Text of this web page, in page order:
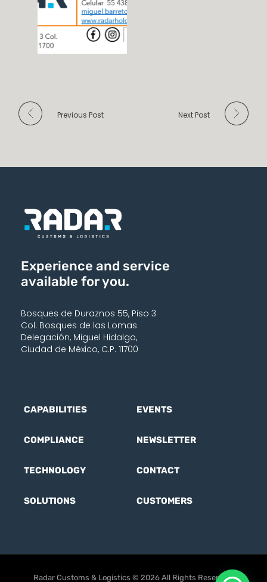
Previous Post Next Post
Experience and service
available for you.
Bosques de Duraznos 55, Piso 3
Col. Bosques de las Lomas
Delegación, Miguel Hidalgo,
Ciudad de México, C.P. 11700
CAPABILITIES
COMPLIANCE
TECHNOLOGY
SOLUTIONS
EVENTS
NEWSLETTER
CONTACT
CUSTOMERS
Radar Customs & Logistics © 2026 All Rights Reserved.